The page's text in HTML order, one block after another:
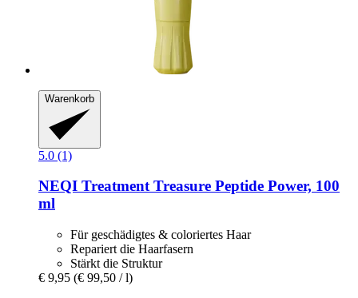
Warenkorb
5.0 (1)
NEQI Treatment Treasure Peptide Power, 100
ml
Für geschädigtes & coloriertes Haar
Repariert die Haarfasern
Stärkt die Struktur
€ 9,95 (€ 99,50 / l)